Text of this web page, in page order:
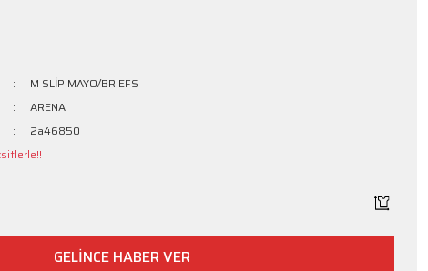
M SLİP MAYO/BRIEFS
ARENA
2a46850
GELİNCE HABER VER